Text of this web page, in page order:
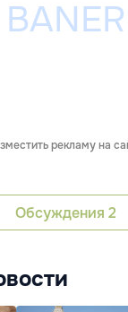
рекламу на
Обсуждения 2